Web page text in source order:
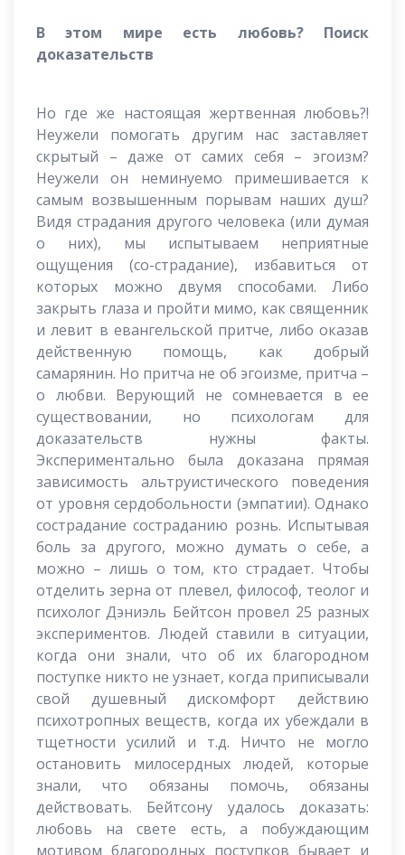
В этом мире есть любовь? Поиск
доказательств
Но где же настоящая жертвенная любовь?!
Неужели помогать другим нас заставляет
скрытый – даже от самих себя – эгоизм?
Неужели он неминуемо примешивается к
самым возвышенным порывам наших душ?
Видя страдания другого человека (или думая
о них), мы испытываем неприятные
ощущения (со-страдание), избавиться от
которых можно двумя способами. Либо
закрыть глаза и пройти мимо, как священник
и левит в евангельской притче, либо оказав
действенную помощь, как добрый
самарянин. Но притча не об эгоизме, притча –
о любви. Верующий не сомневается в ее
существовании, но психологам для
доказательств нужны факты.
Экспериментально была доказана прямая
зависимость альтруистического поведения
от уровня сердобольности (эмпатии). Однако
сострадание состраданию рознь. Испытывая
боль за другого, можно думать о себе, а
можно – лишь о том, кто страдает. Чтобы
отделить зерна от плевел, философ, теолог и
психолог Дэниэль Бейтсон провел 25 разных
экспериментов. Людей ставили в ситуации,
когда они знали, что об их благородном
поступке никто не узнает, когда приписывали
свой душевный дискомфорт действию
психотропных веществ, когда их убеждали в
тщетности усилий и т.д. Ничто не могло
остановить милосердных людей, которые
знали, что обязаны помочь, обязаны
действовать. Бейтсону удалось доказать:
любовь на свете есть, а побуждающим
мотивом благородных поступков бывает и